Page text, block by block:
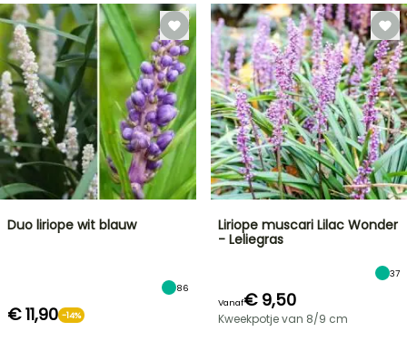
Duo liriope wit blauw
86
€ 11,90 -14%
Liriope muscari Lilac Wonder
- Leliegras
37
Vanaf€ 9,50
Kweekpotje van 8/9 cm